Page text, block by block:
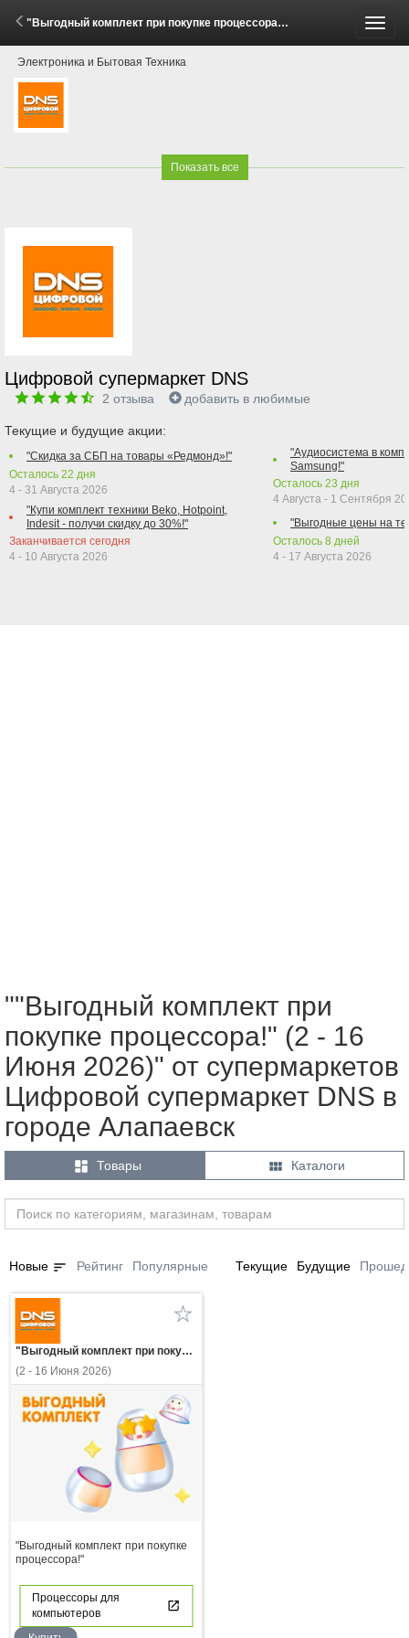
"Выгодный комплект при покупке процессора!" (2 - 16 Июня 2026)
Электроника и Бытовая Техника
Показать все
Цифровой супермаркет DNS
2 отзыва добавить в любимые
Текущие и будущие акции:
"Скидка за СБП на товары «Редмонд»!"
Осталось 22 дня
4 - 31 Августа 2026
"Купи комплект техники Beko, Hotpoint,
Indesit - получи скидку до 30%!"
Заканчивается сегодня
4 - 10 Августа 2026
"Аудиосистема в
Samsung!"
Осталось 23 дня
4 Августа - 1 Сентября
"Выгодные цены на
Осталось 8 дней
4 - 17 Августа 2026
""Выгодный комплект при
покупке процессора!" (2 - 16
Июня 2026)" от супермаркетов
Цифровой супермаркет DNS в
городе Алапаевск
 Товары  Каталоги
Новые sort Рейтинг Популярные Текущие Будущие
"Выгодный комплект при покупке процессора!"
(2 - 16 Июня 2026)
"Выгодный комплект при покупке
процессора!"
Процессоры для
компьютеров